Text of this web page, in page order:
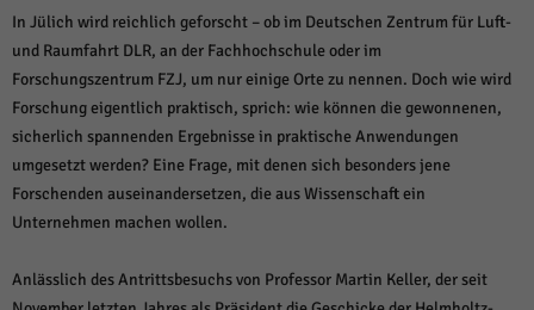
In Jülich wird reichlich geforscht – ob im Deutschen Zentrum für Luft-
und Raumfahrt DLR, an der Fachhochschule oder im
Forschungszentrum FZJ, um nur einige Orte zu nennen. Doch wie wird
Forschung eigentlich praktisch, sprich: wie können die gewonnenen,
sicherlich spannenden Ergebnisse in praktische Anwendungen
umgesetzt werden? Eine Frage, mit denen sich besonders jene
Forschenden auseinandersetzen, die aus Wissenschaft ein
Unternehmen machen wollen.
Anlässlich des Antrittsbesuchs von Professor Martin Keller, der seit
Statistiken (1)
Statistik Cookies erfassen Informationen anonym. Diese Informationen helfen
uns zu verstehen, wie unsere Besucher unsere Website nutzen.
Cookie-Informationen anzeigen
Marketing (1)
Marketing-Cookies werden von Drittanbietern oder Publishern verwendet,
über Websites hinweg verfolgen.
Cookie-Informationen anzeigen